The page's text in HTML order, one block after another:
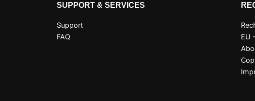
SUPPORT & SERVICES
Support
FAQ
EU